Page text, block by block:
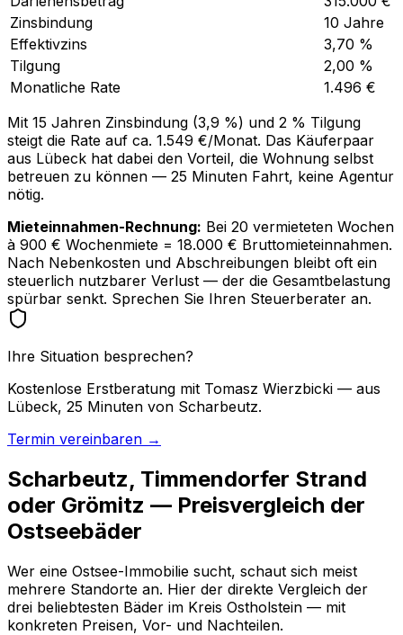
Zinsbindung
10 Jahre
Effektivzins
3,70 %
Tilgung
2,00 %
Monatliche Rate
1.496 €
Mit 15 Jahren Zinsbindung (3,9 %) und 2 % Tilgung
steigt die Rate auf ca. 1.549 €/Monat. Das Käuferpaar
aus Lübeck hat dabei den Vorteil, die Wohnung selbst
betreuen zu können — 25 Minuten Fahrt, keine Agentur
nötig.
Mieteinnahmen-Rechnung: Bei 20 vermieteten Wochen
à 900 € Wochenmiete = 18.000 € Bruttomieteinnahmen.
Nach Nebenkosten und Abschreibungen bleibt oft ein
steuerlich nutzbarer Verlust — der die Gesamtbelastung
spürbar senkt. Sprechen Sie Ihren Steuerberater an.
Ihre Situation besprechen?
Kostenlose Erstberatung mit Tomasz Wierzbicki — aus
Lübeck, 25 Minuten von Scharbeutz.
Termin vereinbaren →
Scharbeutz, Timmendorfer Strand
oder Grömitz — Preisvergleich der
Ostseebäder
Wer eine Ostsee-Immobilie sucht, schaut sich meist
mehrere Standorte an. Hier der direkte Vergleich der
drei beliebtesten Bäder im Kreis Ostholstein — mit
konkreten Preisen, Vor- und Nachteilen.